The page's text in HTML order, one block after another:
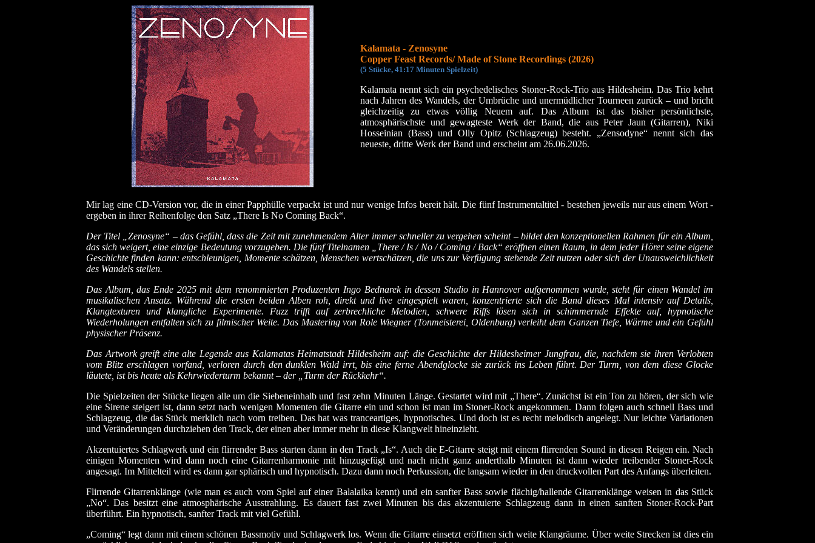
Kalamata - Zenosyne
Copper Feast Records/ Made of Stone Recordings (2026)
(5 Stücke, 41:17 Minuten Spielzeit)
Kalamata nennt sich ein psychedelisches Stoner-Rock-Trio aus Hildesheim. Das Trio kehrt
nach Jahren des Wandels, der Umbrüche und unermüdlicher Tourneen zurück – und bricht
gleichzeitig zu etwas völlig Neuem auf. Das Album ist das bisher persönlichste,
atmosphärischste und gewagteste Werk der Band, die aus Peter Jaun (Gitarren), Niki
Hosseinian (Bass) und Olly Opitz (Schlagzeug) besteht. „Zensodyne“ nennt sich das
neueste, dritte Werk der Band und erscheint am 26.06.2026.
Mir lag eine CD-Version vor, die in einer Papphülle verpackt ist und nur wenige Infos bereit hält. Die fünf Instrumentaltitel - bestehen jeweils nur aus einem Wort -
ergeben in ihrer Reihenfolge den Satz „There Is No Coming Back“.
Der Titel „Zenosyne“ – das Gefühl, dass die Zeit mit zunehmendem Alter immer schneller zu vergehen scheint – bildet den konzeptionellen Rahmen für ein Album,
das sich weigert, eine einzige Bedeutung vorzugeben. Die fünf Titelnamen „There / Is / No / Coming / Back“ eröffnen einen Raum, in dem jeder Hörer seine eigene
Geschichte finden kann: entschleunigen, Momente schätzen, Menschen wertschätzen, die uns zur Verfügung stehende Zeit nutzen oder sich der Unausweichlichkeit
des Wandels stellen.
Das Album, das Ende 2025 mit dem renommierten Produzenten Ingo Bednarek in dessen Studio in Hannover aufgenommen wurde, steht für einen Wandel im
musikalischen Ansatz. Während die ersten beiden Alben roh, direkt und live eingespielt waren, konzentrierte sich die Band dieses Mal intensiv auf Details,
Klangtexturen und klangliche Experimente. Fuzz trifft auf zerbrechliche Melodien, schwere Riffs lösen sich in schimmernde Effekte auf, hypnotische
Wiederholungen entfalten sich zu filmischer Weite. Das Mastering von Role Wiegner (Tonmeisterei, Oldenburg) verleiht dem Ganzen Tiefe, Wärme und ein Gefühl
physischer Präsenz.
Das Artwork greift eine alte Legende aus Kalamatas Heimatstadt Hildesheim auf: die Geschichte der Hildesheimer Jungfrau, die, nachdem sie ihren Verlobten
vom Blitz erschlagen vorfand, verloren durch den dunklen Wald irrt, bis eine ferne Abendglocke sie zurück ins Leben führt. Der Turm, von dem diese Glocke
läutete, ist bis heute als Kehrwiederturm bekannt – der „Turm der Rückkehr“.
Die Spielzeiten der Stücke liegen alle um die Siebeneinhalb und fast zehn Minuten Länge. Gestartet wird mit „There“. Zunächst ist ein Ton zu hören, der sich wie
eine Sirene steigert ist, dann setzt nach wenigen Momenten die Gitarre ein und schon ist man im Stoner-Rock angekommen. Dann folgen auch schnell Bass und
Schlagzeug, die das Stück merklich nach vorn treiben. Das hat was tranceartiges, hypnotisches. Und doch ist es recht melodisch angelegt. Nur leichte Variationen
und Veränderungen durchziehen den Track, der einen aber immer mehr in diese Klangwelt hineinzieht.
Akzentuiertes Schlagwerk und ein flirrender Bass starten dann in den Track „Is“. Auch die E-Gitarre steigt mit einem flirrenden Sound in diesen Reigen ein. Nach
einigen Momenten wird dann noch eine Gitarrenharmonie mit hinzugefügt und nach nicht ganz anderthalb Minuten ist dann wieder treibender Stoner-Rock
angesagt. Im Mittelteil wird es dann gar sphärisch und hypnotisch. Dazu dann noch Perkussion, die langsam wieder in den druckvollen Part des Anfangs überleiten.
Flirrende Gitarrenklänge (wie man es auch vom Spiel auf einer Balalaika kennt) und ein sanfter Bass sowie flächig/hallende Gitarrenklänge weisen in das Stück
„No“. Das besitzt eine atmosphärische Ausstrahlung. Es dauert fast zwei Minuten bis das akzentuierte Schlagzeug dann in einen sanften Stoner-Rock-Part
überführt. Ein hypnotisch, sanfter Track mit viel Gefühl.
„Coming“ legt dann mit einem schönen Bassmotiv und Schlagwerk los. Wenn die Gitarre einsetzt eröffnen sich weite Klangräume. Über weite Strecken ist dies ein